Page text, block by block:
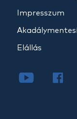
Impresszum
Elállás